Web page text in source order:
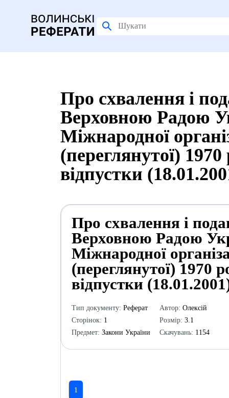
Про схвалення і
Верховною Радою
Міжнародної
(переглянутої)
відпустки
Про схвалення і
Верховною Радою
Міжнародної
(переглянутої) 1970
відпустки
Тип документу: Реферат
Сторінок: 1
Предмет: Закони України
Автор: Олексій
Розмір: 3.1
Скачувань: 1154
1